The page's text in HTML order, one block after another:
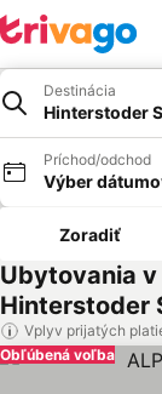
Destinácia
Hinterstoder
Príchod/odchod
Výber
Zoradiť
Ubytovania
Hinterstoder
Vplyv prijatých
Obľúbená voľba